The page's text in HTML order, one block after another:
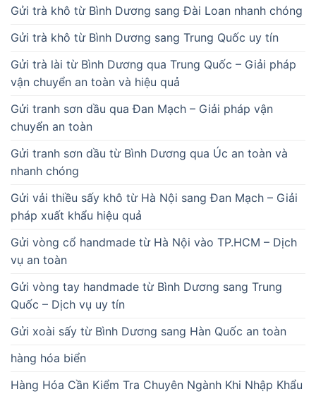
Gửi trà khô từ Bình Dương sang Đài Loan nhanh chóng
Gửi trà khô từ Bình Dương sang Trung Quốc uy tín
Gửi trà lài từ Bình Dương qua Trung Quốc – Giải pháp
vận chuyển an toàn và hiệu quả
Gửi tranh sơn dầu qua Đan Mạch – Giải pháp vận
chuyển an toàn
Gửi tranh sơn dầu từ Bình Dương qua Úc an toàn và
nhanh chóng
Gửi vải thiều sấy khô từ Hà Nội sang Đan Mạch – Giải
pháp xuất khẩu hiệu quả
Gửi vòng cổ handmade từ Hà Nội vào TP.HCM – Dịch
vụ an toàn
Gửi vòng tay handmade từ Bình Dương sang Trung
Quốc – Dịch vụ uy tín
Gửi xoài sấy từ Bình Dương sang Hàn Quốc an toàn
hàng hóa biển
Hàng Hóa Cần Kiểm Tra Chuyên Ngành Khi Nhập Khẩu